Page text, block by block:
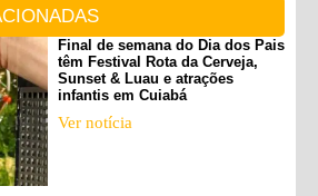
Final de semana do Dia dos Pais
têm Festival Rota da Cerveja,
Sunset & Luau e atrações
infantis em Cuiabá
Ver notícia